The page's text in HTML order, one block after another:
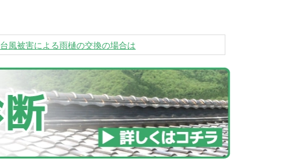
台風被害による雨樋の交換の場合は